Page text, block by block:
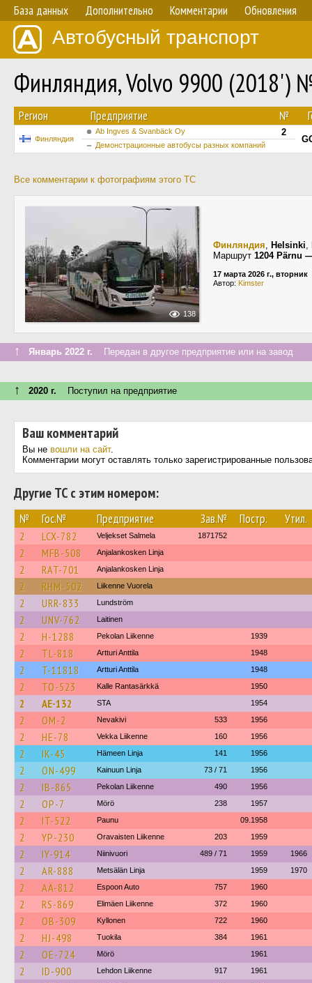
База данных Дополнительно Комментарии Обновления
Автобусный транспорт
Финляндия, Volvo 9900 (2018')
Регион Предприятие №
Финляндия
Ab Ingves & Svanbäck Oy 2
Демонстрационные автобусы разных компаний
Все комментарии к фотографиям этого ТС
138
Финляндия, Helsinki,
Маршрут 1204 Pärnu
17 марта 2026 г., вторник
Автор: Kimster
↑ Январь 2022 г. Передан в другое предприятие или на завод
↑ 2020 г. Поступил на предприятие
Ваш комментарий
Вы не вошли на сайт.
Комментарии могут оставлять только зарегистрированные
Другие ТС с этим номером:
№ Гос.№ Предприятие Зав.№ Постр. Утил.
2 LCX-782 Veljekset Salmela 1871752
2 MFB-508 Anjalankosken Linja
2 RAT-701 Anjalankosken Linja
2 RHM-502 Liikenne Vuorela
2 URR-833 Lundström
2 UNV-762 Laitinen
2 H-1288 Pekolan Liikenne 1939
2 TL-818 Artturi Anttila 1948
2 T-11818 Artturi Anttila 1948
2 TO-523 Kalle Rantasärkkä 1950
2 AE-132 STA 1954
2 OM-2 Nevakivi 533 1956
2 HE-78 Vekka Liikenne 160 1956
2 IK-45 Hämeen Linja 141 1956
2 ON-499 Kainuun Linja 73 / 71 1956
2 IB-865 Pekolan Liikenne 490 1956
2 OP-7 Mörö 238 1957
2 IT-522 Paunu 09.1958
2 YP-230 Oravaisten Liikenne 203 1959
2 IY-914 Niinivuori 489 / 71 1959 1966
2 AR-888 Metsälän Linja 1959 1970
2 AÄ-812 Espoon Auto 757 1960
2 RS-869 Elimäen Liikenne 372 1960
2 OB-309 Kyllonen 722 1960
2 HJ-498 Tuokila 384 1961
2 OE-724 Mörö 1961
2 ID-900 Lehdon Liikenne 917 1961